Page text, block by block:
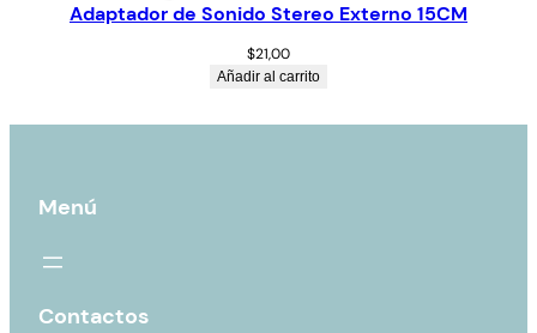
Adaptador de Sonido Stereo Externo 15CM
$21,00
Añadir al carrito
Menú
Contactos